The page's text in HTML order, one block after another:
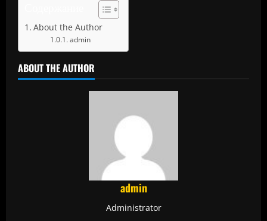
About the Author
admin
ABOUT THE AUTHOR
admin
Administrator